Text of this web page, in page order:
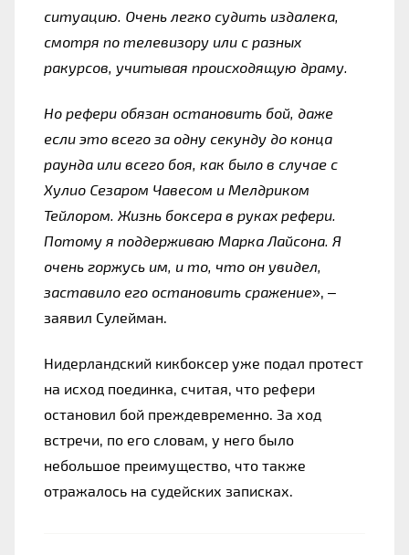
ситуацию. Очень легко судить издалека,
смотря по телевизору или с разных
ракурсов, учитывая происходящую драму.
Но рефери обязан остановить бой, даже
если это всего за одну секунду до конца
раунда или всего боя, как было в случае с
Хулио Сезаром Чавесом и Мелдриком
Тейлором. Жизнь боксера в руках рефери.
Потому я поддерживаю Марка Лайсона. Я
очень горжусь им, и то, что он увидел,
заставило его остановить сражение», –
заявил Сулейман.
Нидерландский кикбоксер уже подал протест
на исход поединка, считая, что рефери
остановил бой преждевременно. За ход
встречи, по его словам, у него было
небольшое преимущество, что также
отражалось на судейских записках.